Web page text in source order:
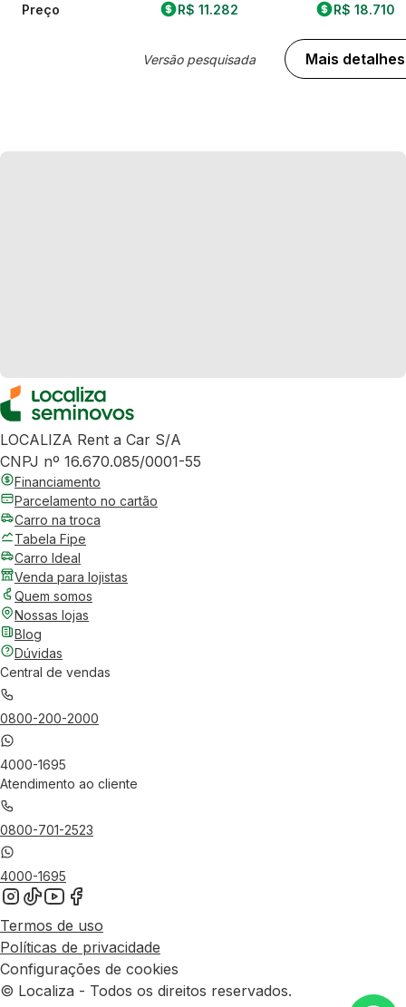
Preço R$ 11.282
Versão pesquisada
R$ 18.710
Mais detalhes
LOCALIZA Rent a Car S/A
CNPJ nº 16.670.085/0001-55
Financiamento
Parcelamento no cartão
Carro na troca
Tabela Fipe
Carro Ideal
Venda para lojistas
Quem somos
Nossas lojas
Blog
Dúvidas
Central de vendas
0800-200-2000
4000-1695
Atendimento ao cliente
0800-701-2523
4000-1695
Termos de uso
Políticas de privacidade
Configurações de cookies
© Localiza - Todos os direitos reservados.